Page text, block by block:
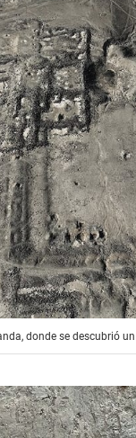
donde se descubrió